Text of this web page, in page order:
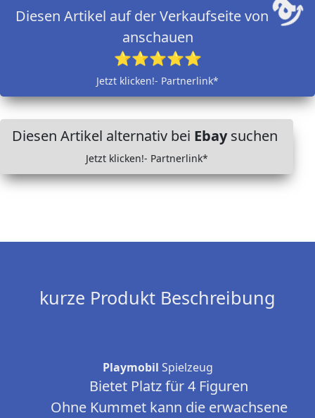
Diesen Artikel auf der Verkaufseite von
anschauen
⭐⭐⭐⭐⭐
Jetzt klicken!- Partnerlink*
Diesen Artikel alternativ bei Ebaysuchen
Jetzt klicken!- Partnerlink*
kurze Produkt Beschreibung
Playmobil Spielzeug
Bietet Platz für 4 Figuren
Ohne Kummet kann die erwachsene